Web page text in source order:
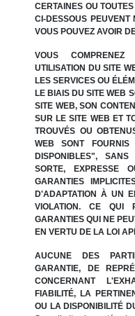
CERTAINES OU
CI-DESSOUS
VOUS POUVEZ AVOIR
VOUS
UTILISATION DU SITE
LES SERVICES OU
LE BIAIS DU SITE WEB
SITE WEB, SON
SUR LE SITE WEB ET
TROUVÉS OU
WEB SONT
DISPONIBLES",
SORTE, EXPRESSE
GARANTIES
D'ADAPTATION À UN
VIOLATION. CE QUI
GARANTIES QUI NE
EN VERTU DE LA LOI
AUCUNE DES
GARANTIE, DE
CONCERNANT
FIABILITÉ, LA
OU LA DISPONIBILITÉ